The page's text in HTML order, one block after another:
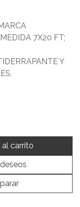
7X20 FT;
Y
carrito